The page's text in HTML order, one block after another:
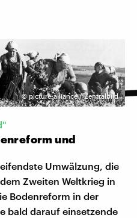
©picture-alliance / Zentralbild
und
Umwälzung, die
Zweiten Weltkrieg in
Bodenreform in der
bald darauf einsetzende